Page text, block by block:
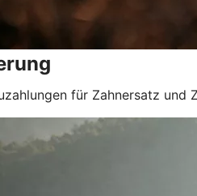
für Zahnersatz und